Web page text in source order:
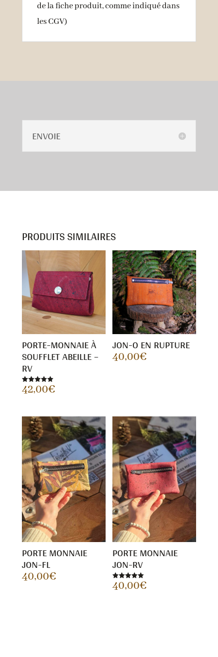
de la fiche produit, comme indiqué dans
les CGV)
ENVOIE
PRODUITS SIMILAIRES
PORTE-MONNAIE À
SOUFFLET ABEILLE –
RV
Note
5.00
42,00€
JON-O EN RUPTURE
40,00€
PORTE MONNAIE
JON-FL
40,00€
PORTE MONNAIE
JON-RV
Note
5.00
40,00€